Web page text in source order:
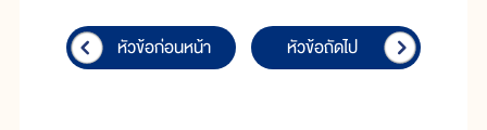
หัวข้อก่อนหน้า หัวข้อถัดไป